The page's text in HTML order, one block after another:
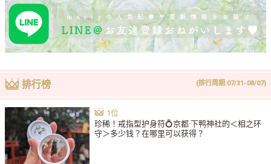
排行榜 (排行周期:07/31-08/07)
珍稀！戒指型护身符💍京都·下鸭神社的＜相之环
守＞多少钱？在哪里可以获得？